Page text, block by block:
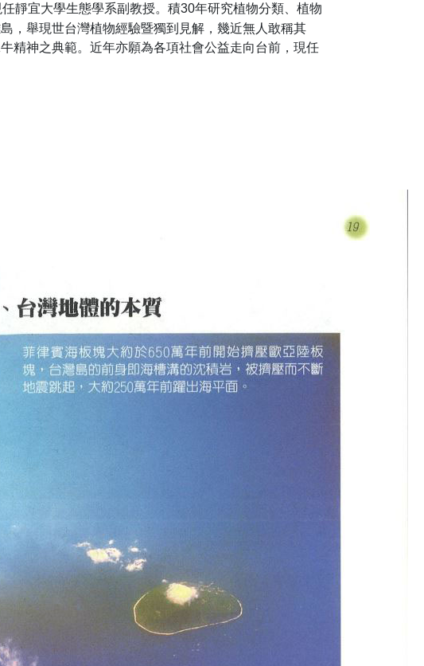
靜宜大學生態學系副教授。積30年研究植物分類、植物
，舉現世台灣植物經驗暨獨到見解，幾近無人敢稱其
精神之典範。近年亦願為各項社會公益走向台前，現任